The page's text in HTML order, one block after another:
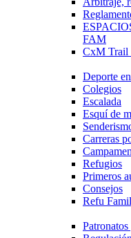
FAM
CxM
Deporte
Colegios
Escalada
Esquí de
Carreras
Refugios
Primeros
Consejos
Refu